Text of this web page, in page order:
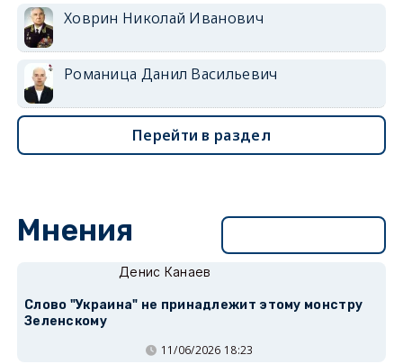
Ховрин Николай Иванович
Романица Данил Васильевич
Перейти в раздел
Мнения
Денис Канаев
Слово "Украина" не принадлежит этому монстру
Зеленскому
11/06/2026 18:23